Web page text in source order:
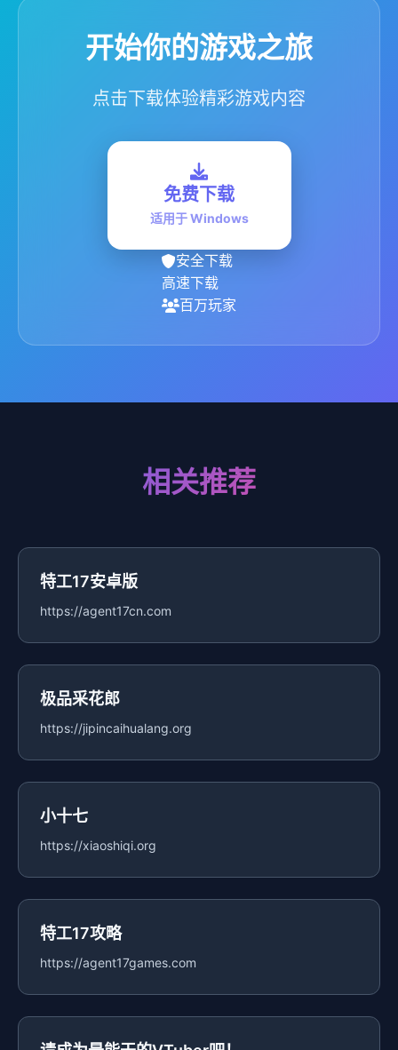
开始你的游戏之旅
点击下载体验精彩游戏内容
免费下载
适用于 Windows
安全下载
高速下载
百万玩家
相关推荐
特工17安卓版
https://agent17cn.com
极品采花郎
https://jipincaihualang.org
小十七
https://xiaoshiqi.org
特工17攻略
https://agent17games.com